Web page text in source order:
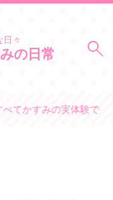
々
の日常
みの実体験です。